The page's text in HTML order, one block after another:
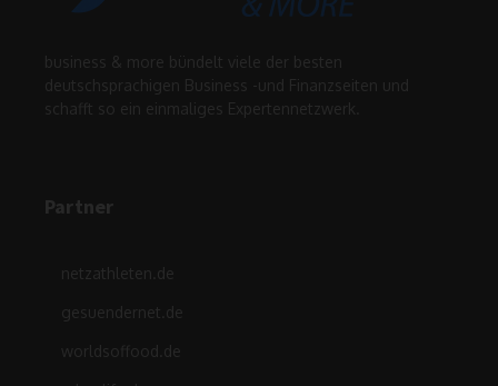
business & more bündelt viele der besten
deutschsprachigen Business -und Finanzseiten und
schafft so ein einmaliges Expertennetzwerk.
Partner
netzathleten.de
gesuendernet.de
worldsoffood.de